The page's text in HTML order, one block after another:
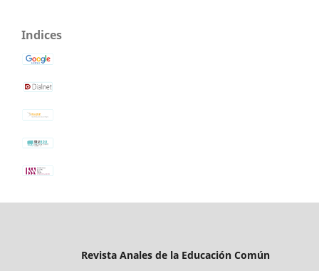
Indices
Revista Anales de la Educación Común